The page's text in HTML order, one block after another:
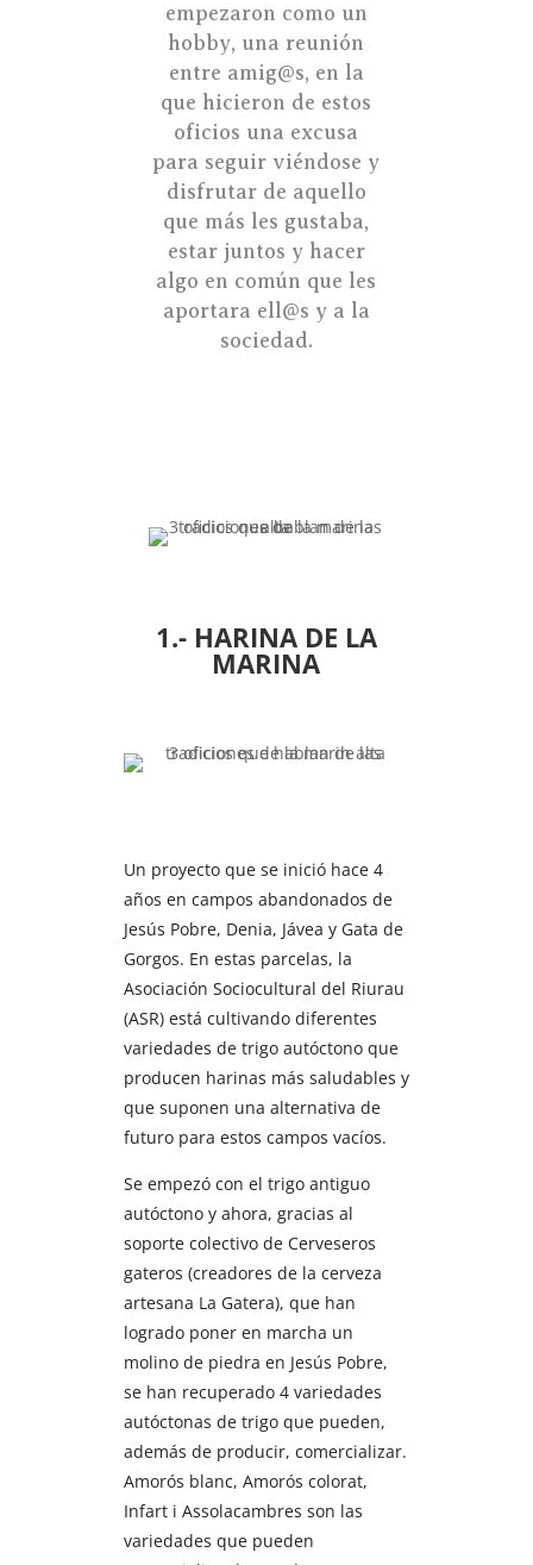
empezaron como un
hobby, una reunión
entre amig@s, en la
que hicieron de estos
oficios una excusa
para seguir viéndose y
disfrutar de aquello
que más les gustaba,
estar juntos y hacer
algo en común que les
aportara ell@s y a la
sociedad.
1.- HARINA DE LA
MARINA
Un proyecto que se inició hace 4
años en campos abandonados de
Jesús Pobre, Denia, Jávea y Gata de
Gorgos. En estas parcelas, la
Asociación Sociocultural del Riurau
(ASR) está cultivando diferentes
variedades de trigo autóctono que
producen harinas más saludables y
que suponen una alternativa de
futuro para estos campos vacíos.
Se empezó con el trigo antiguo
autóctono y ahora, gracias al
soporte colectivo de Cerveseros
gateros (creadores de la cerveza
artesana La Gatera), que han
logrado poner en marcha un
molino de piedra en Jesús Pobre,
se han recuperado 4 variedades
autóctonas de trigo que pueden,
además de producir, comercializar.
Amorós blanc, Amorós colorat,
Infart i Assolacambres son las
variedades que pueden